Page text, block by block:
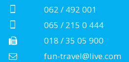
062 / 492 001
065 / 215 0 444
018 / 35 05 900
fun-travel@live.com